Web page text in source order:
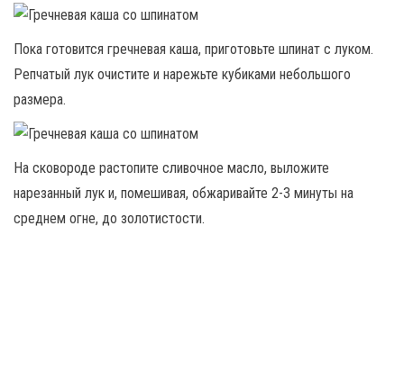
Пока готовится гречневая каша, приготовьте шпинат с луком.
Репчатый лук очистите и нарежьте кубиками небольшого
размера.
На сковороде растопите сливочное масло, выложите
нарезанный лук и, помешивая, обжаривайте 2-3 минуты на
среднем огне, до золотистости.